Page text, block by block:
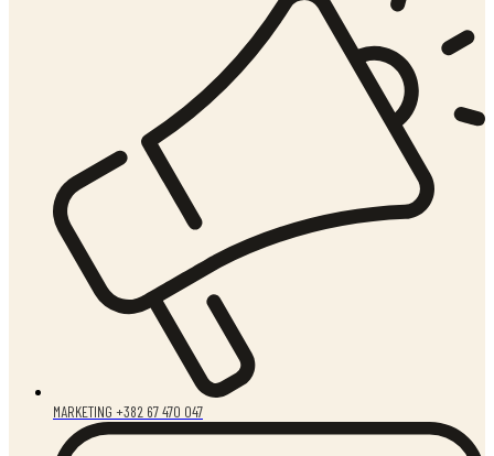
MARKETING +382 67 470 047